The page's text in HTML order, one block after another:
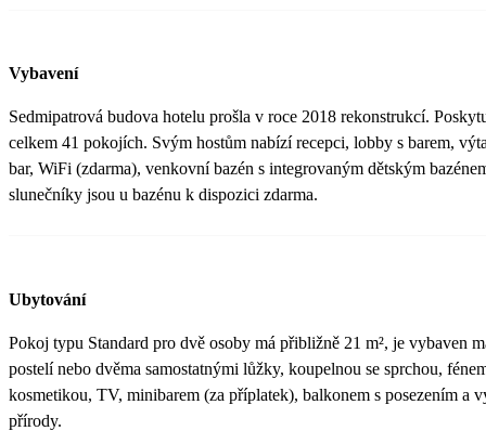
Vybavení
Sedmipatrová budova hotelu prošla v roce 2018 rekonstrukcí.
celkem 41 pokojích. Svým hostům nabízí recepci, lobby s barem,
bar, WiFi (zdarma), venkovní bazén s integrovaným dětským
slunečníky jsou u bazénu k dispozici zdarma.
Ubytování
Pokoj typu Standard pro dvě osoby má přibližně 21 m², je vybaven
postelí nebo dvěma samostatnými lůžky, koupelnou se sprchou,
kosmetikou, TV, minibarem (za příplatek), balkonem s posezením a
přírody.